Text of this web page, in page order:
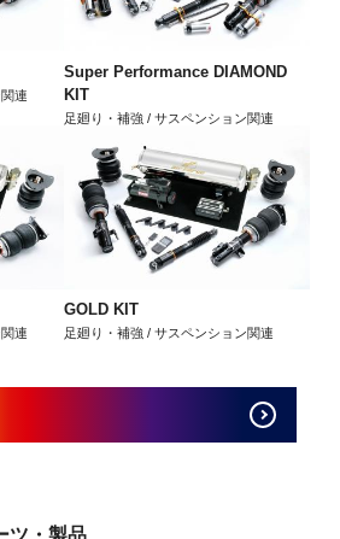
連
Super Performance DIAMOND
KIT
足廻り・補強 / サスペンション関連
連
GOLD KIT
足廻り・補強 / サスペンション関連